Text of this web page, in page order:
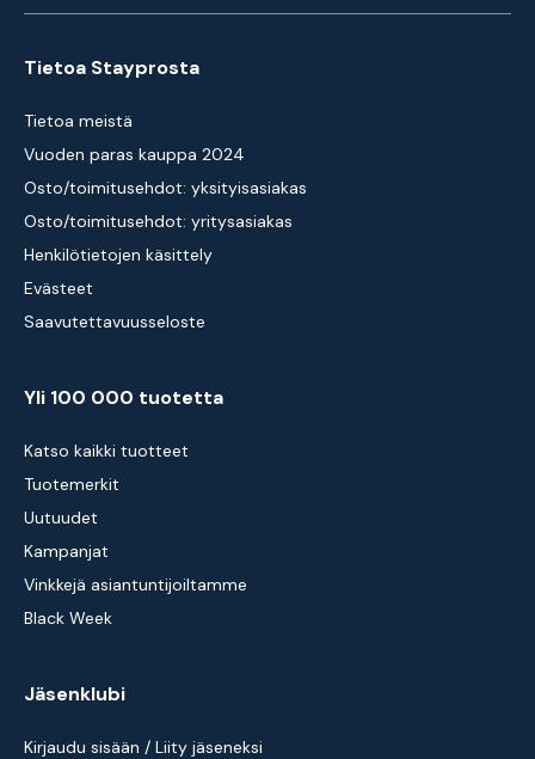
Tietoa Stayprosta
Tietoa meistä
Vuoden paras kauppa 2024
Osto/toimitusehdot: yksityisasiakas
Osto/toimitusehdot: yritysasiakas
Henkilötietojen käsittely
Evästeet
Saavutettavuusseloste
Yli 100 000 tuotetta
Katso kaikki tuotteet
Tuotemerkit
Uutuudet
Kampanjat
Vinkkejä asiantuntijoiltamme
Black Week
Jäsenklubi
Kirjaudu sisään / Liity jäseneksi